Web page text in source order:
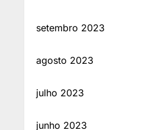
setembro 2023
agosto 2023
julho 2023
junho 2023